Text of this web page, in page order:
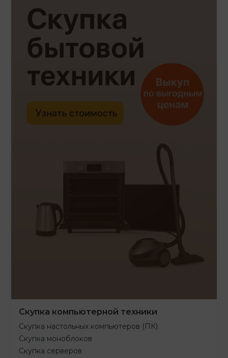
Скупка компьютерной техники
Скупка настольных компьютеров (ПК)
Скупка моноблоков
Скупка серверов